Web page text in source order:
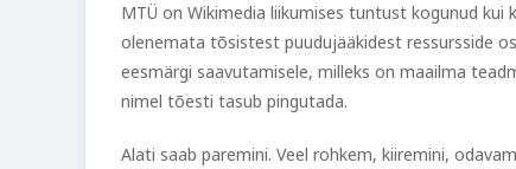
MTÜ on Wikimedia liikumises tuntust kogunud
olenemata tõsistest puudujääkidest ressursside
eesmärgi saavutamisele, milleks on maailma
nimel tõesti tasub pingutada.
Alati saab paremini. Veel rohkem, kiiremini,